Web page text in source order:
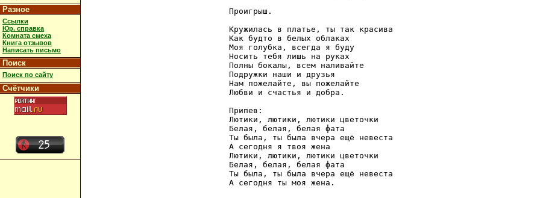
Разное
Ссылки
Юр. справка
Комната смеха
Книга отзывов
Написать письмо
Поиск
Поиск по сайту
Счётчики
Проигрыш.
Кружилась в платье, ты так красива
Как будто в белых облаках
Моя голубка, всегда я буду
Носить тебя лишь на руках
Полны бокалы, всем наливайте
Подружки наши и друзья
Нам пожелайте, вы пожелайте
Любви и счастья и добра.
Припев:
Лютики, лютики, лютики цветочки
Белая, белая, белая фата
Ты была, ты была вчера ещё невеста
А сегодня я твоя жена
Лютики, лютики, лютики цветочки
Белая, белая, белая фата
Ты была, ты была вчера ещё невеста
А сегодня ты моя жена.